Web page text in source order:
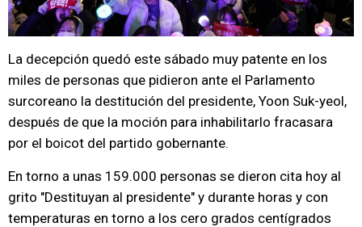
La decepción quedó este sábado muy patente en los
miles de personas que pidieron ante el Parlamento
surcoreano la destitución del presidente, Yoon Suk-yeol,
después de que la moción para inhabilitarlo fracasara
por el boicot del partido gobernante.
En torno a unas 159.000 personas se dieron cita hoy al
grito "Destituyan al presidente" y durante horas y con
temperaturas en torno a los cero grados centígrados